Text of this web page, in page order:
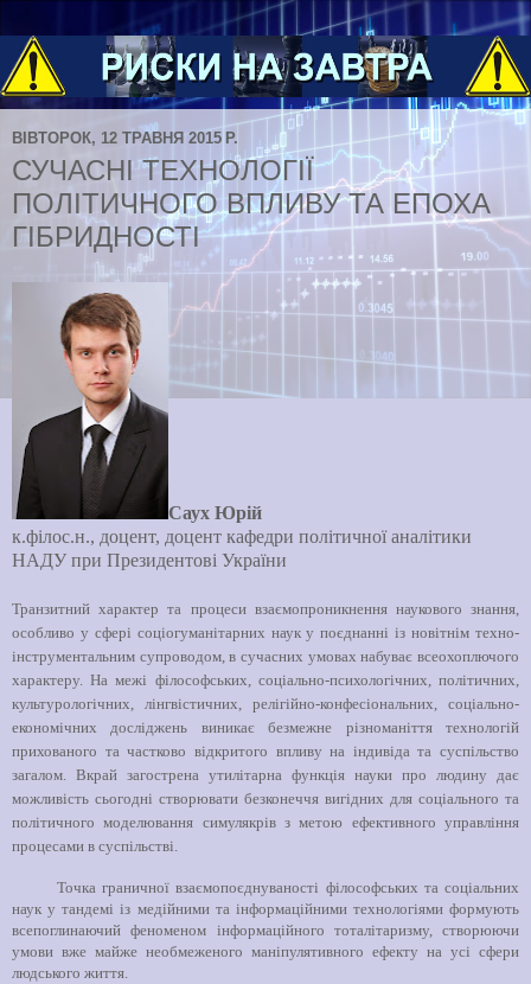
ВІВТОРОК, 12 ТРАВНЯ 2015 Р.
СУЧАСНІ ТЕХНОЛОГІЇ
ПОЛІТИЧНОГО ВПЛИВУ ТА ЕПОХА
ГІБРИДНОСТІ
Cаух Юрій
к.філос.н., доцент, доцент кафедри політичної аналітики
НАДУ при Президентові України
Транзитний характер та процеси взаємопроникнення наукового знання,
особливо у сфері соціогуманітарних наук у поєднанні із новітнім техно-
інструментальним супроводом, в сучасних умовах набуває всеохоплючого
характеру. На межі філософських, соціально-психологічних, політичних,
культурологічних, лінгвістичних, релігійно-конфесіональних, соціально-
економічних досліджень виникає безмежне різноманіття технологій
прихованого та частково відкритого впливу на індивіда та суспільство
загалом. Вкрай загострена утилітарна функція науки про людину дає
можливість сьогодні створювати безконеччя вигідних для соціального та
політичного моделювання симулякрів з метою ефективного управління
процесами в суспільстві.
Точка граничної взаємопоєднуваності філософських та соціальних
наук у тандемі із медійними та інформаційними технологіями формують
всепоглинаючий феноменом інформаційного тоталітаризму, створюючи
умови вже майже необмеженого маніпулятивного ефекту на усі сфери
людського життя.